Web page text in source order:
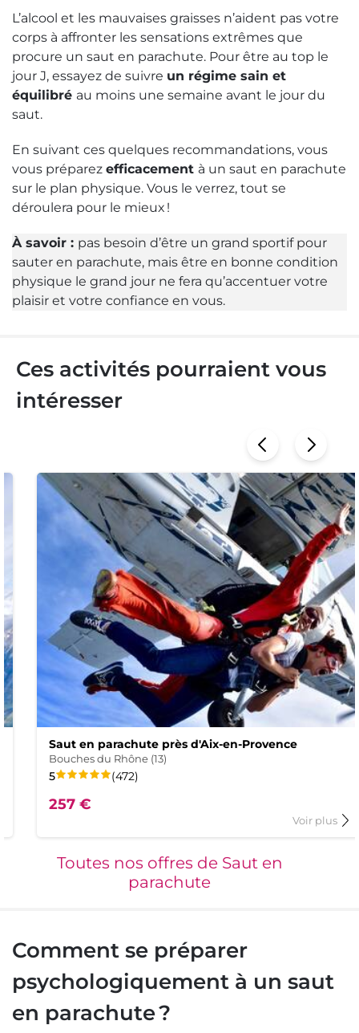
L’alcool et les mauvaises graisses n’aident pas votre
corps à affronter les sensations extrêmes que
procure un saut en parachute. Pour être au top le
jour J, essayez de suivre un régime sain et
équilibré au moins une semaine avant le jour du
saut.
En suivant ces quelques recommandations, vous
vous préparez efficacement à un saut en parachute
sur le plan physique. Vous le verrez, tout se
déroulera pour le mieux !
À savoir : pas besoin d’être un grand sportif pour
sauter en parachute, mais être en bonne condition
physique le grand jour ne fera qu’accentuer votre
plaisir et votre confiance en vous.
Ces activités pourraient vous
intéresser
Saut en parachute près d'Aix-en-Provence
Bouches du Rhône (13)
sur
(472avis
)
257 €
Voir plusà
Toutes nos offres de Saut en
parachute
Comment se préparer
psychologiquement à un saut
en parachute ?